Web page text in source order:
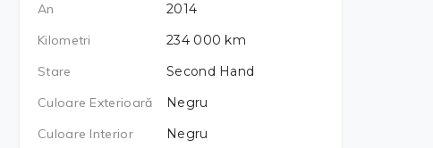
An
2014
Kilometri
234 000 km
Stare
Second Hand
Culoare Exterioară
Negru
Culoare Interior
Negru